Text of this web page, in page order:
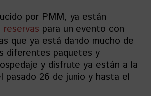
por PMM, ya están
reservas para un evento con
que ya está dando mucho de
diferentes paquetes y
y disfrute ya están a la
pasado 26 de junio y hasta el